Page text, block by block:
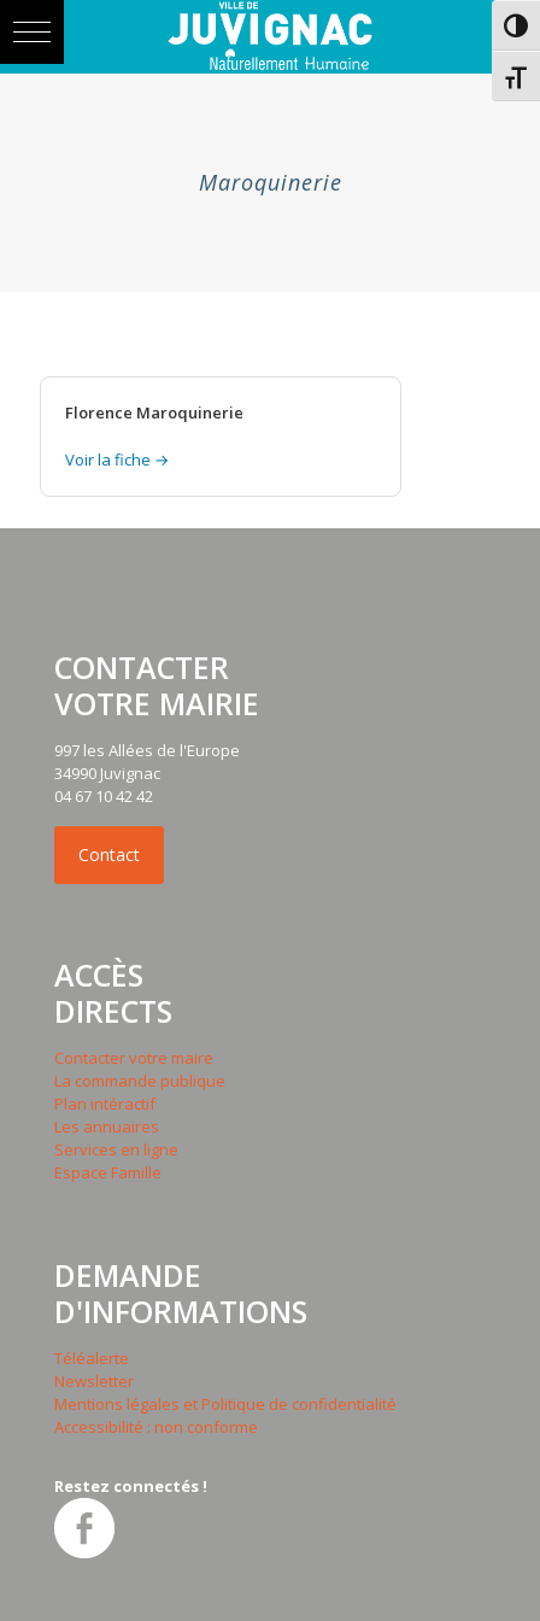
navigation
Maroquinerie
Florence Maroquinerie
Voir la fiche →
CONTACTER
VOTRE MAIRIE
997 les Allées de l'Europe
34990 Juvignac
04 67 10 42 42
ACCÈS
DIRECTS
Contacter votre maire
La commande publique
Plan intéractif
Les annuaires
Services en ligne
Espace Famille
DEMANDE
D'INFORMATIONS
Téléalerte
Newsletter
Mentions légales et Politique de confidentialité
Accessibilité : non conforme
Restez connectés !